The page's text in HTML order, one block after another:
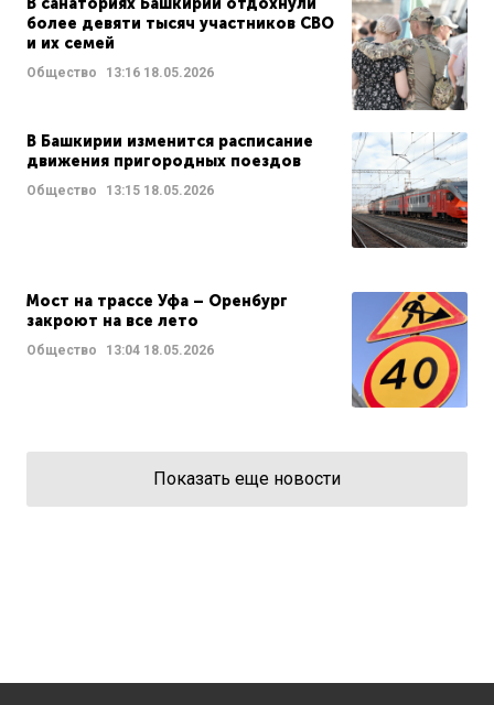
более девяти тысяч участников СВО
и их семей
Общество 13:16 18.05.2026
В Башкирии изменится расписание
движения пригородных поездов
Общество 13:15 18.05.2026
Мост на трассе Уфа – Оренбург
закроют на все лето
Общество 13:04 18.05.2026
Показать еще новости